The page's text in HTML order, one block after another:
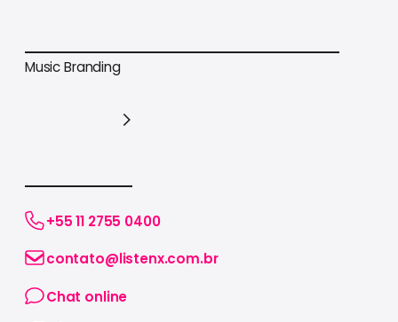
Para academias
Music Branding
+55 11 2755 0400
contato@listenx.com.br
Chat online